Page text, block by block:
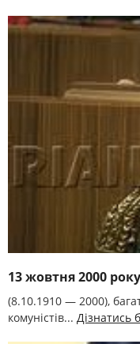
13 жовтня 2000
(8.10.1910 — 2000),
комуністів... Дізнатись